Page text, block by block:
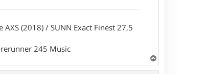
AXS (2018) / SUNN Exact Finest 27,5
245 Music
a